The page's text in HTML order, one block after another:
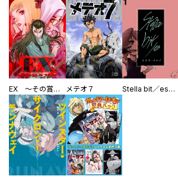
EX ～その賞金稼ぎは、世界の出口を探す～【単行本版】 メテオ７ Stella bit／es【単話版】